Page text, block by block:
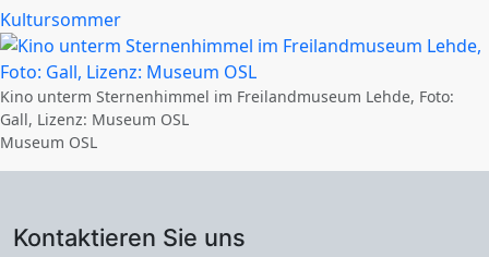
Kultursommer
Kino unterm Sternenhimmel im Freilandmuseum Lehde, Foto:
Gall, Lizenz: Museum OSL
Museum OSL
Kontaktieren Sie uns